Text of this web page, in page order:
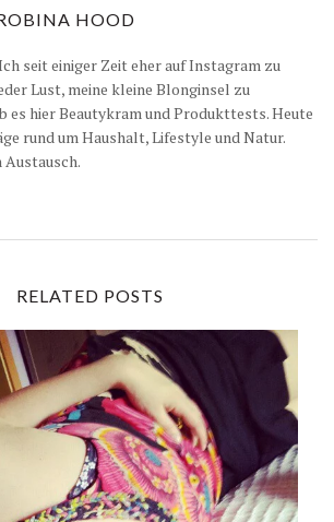
HOOD
seit einiger Zeit eher auf Instagram zu
Lust, meine kleine Blonginsel zu
es hier Beautykram und Produkttests. Heute
rund um Haushalt, Lifestyle und Natur.
Austausch.
RELATED POSTS